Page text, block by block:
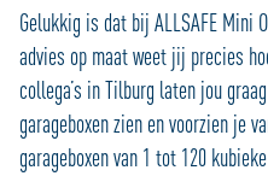
Gelukkig is dat bij ALLSAFE Mini
advies op maat weet jij precies
collega’s in Tilburg laten jou
garageboxen zien en voorzien je
garageboxen van 1 tot 120